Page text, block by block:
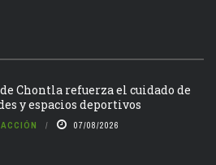
Chontla refuerza el cuidado de
y espacios deportivos
07/08/2026